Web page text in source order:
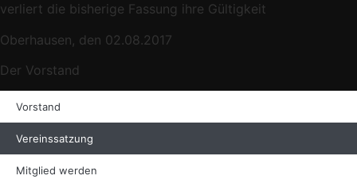
verliert die bisherige Fassung ihre Gültigkeit
Oberhausen, den 02.08.2017
Der Vorstand
Vorstand
Vereinssatzung
Mitglied werden